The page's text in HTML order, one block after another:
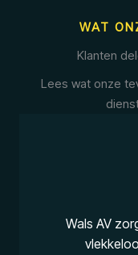
WAT
Klanten
Lees wat onze
Wals AV